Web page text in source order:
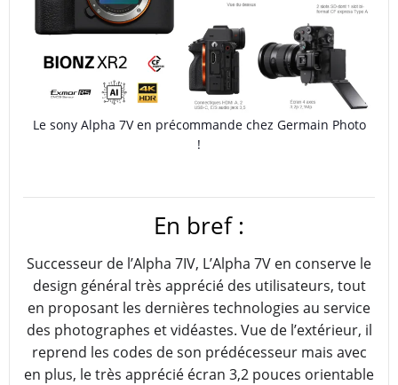
Le sony Alpha 7V en précommande chez Germain Photo
!
En bref :
Successeur de l’Alpha 7IV, L’Alpha 7V en conserve le
design général très apprécié des utilisateurs, tout
en proposant les dernières technologies au service
des photographes et vidéastes. Vue de l’extérieur, il
reprend les codes de son prédécesseur mais avec
en plus, le très apprécié écran 3,2 pouces orientable